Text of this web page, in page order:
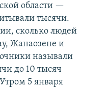
области —
тысячи.
сколько людей
Жанаозене и
называли
до 10 тысяч
5 января